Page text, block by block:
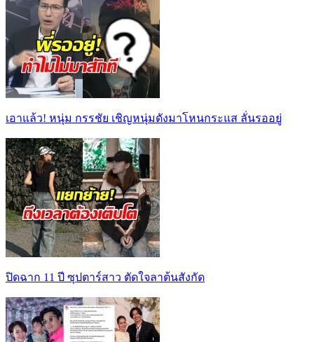
เอาแล้ว! หนุ่ม กรรชัย เชิญหนุ่มดังมาโหนกระแส ลั่นรออยู่
ปิดฉาก 11 ปี ซุปตาร์สาว ตัดใจลาต้นสังกัด